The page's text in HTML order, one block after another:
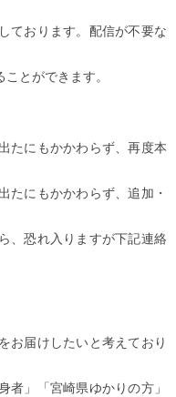
ております。配信が不要な
とができます。
にもかかわらず、再度本
にもかかわらず、追加・
、恐れ入りますが下記連絡
届けしたいと考えており
」「宮崎県ゆかりの方」